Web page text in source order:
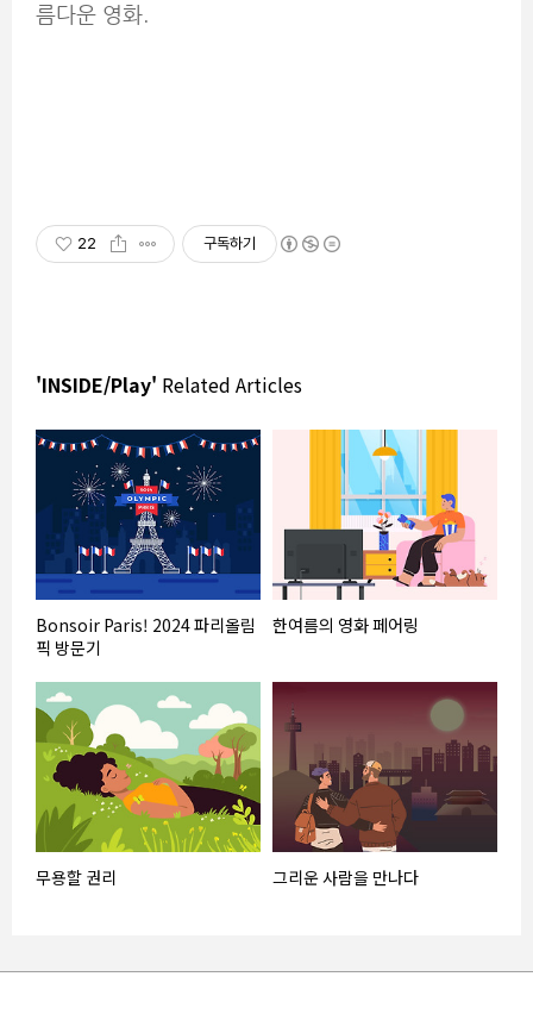
름다운 영화.
22 구독하기
'INSIDE/Play' Related Articles
Bonsoir Paris! 2024 파리올림
픽 방문기
한여름의 영화 페어링
무용할 권리 그리운 사람을 만나다